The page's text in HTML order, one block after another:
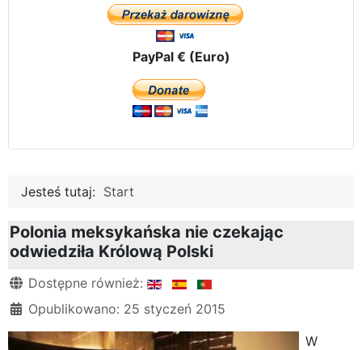
PayPal € (Euro)
Jesteś tutaj: Start
Polonia meksykańska nie czekając
odwiedziła Królową Polski
Szczegóły
Dostępne również:
Opublikowano: 25 styczeń 2015
W